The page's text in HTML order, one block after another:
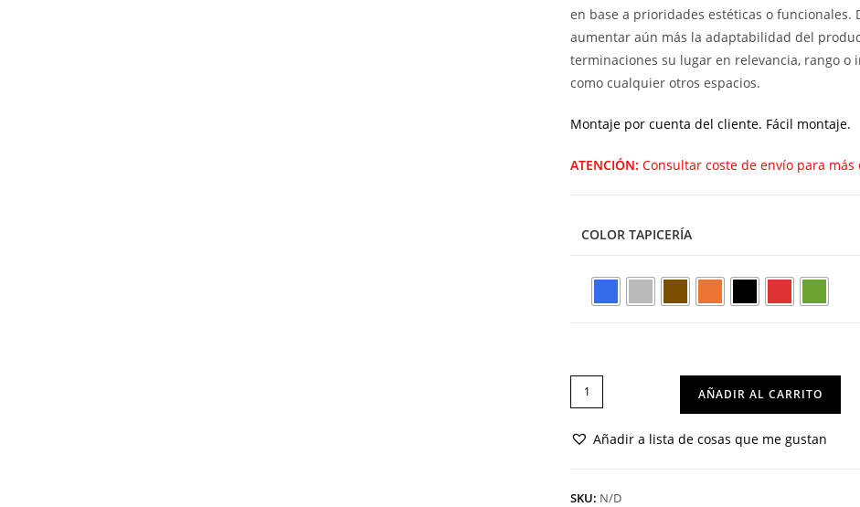
en base a prioridades estéticas o
aumentar aún más la adaptabilidad del
terminaciones su lugar en relevancia, rango
como cualquier otros espacios.
Montaje por cuenta del cliente. Fácil montaje.
ATENCIÓN: Consultar coste de envío para más
COLOR TAPICERÍA
SILLA
MILO
1
AÑADIR AL CARRITO
Añadir a lista de cosas que me gustan
SKU: N/D